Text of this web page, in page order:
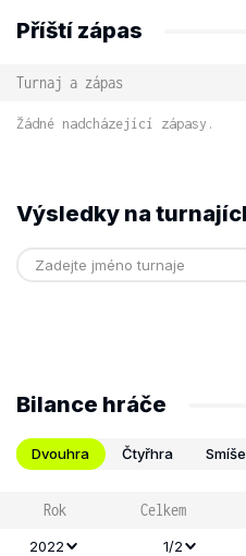
Příští zápas
Turnaj a zápas
Žádné nadcházející zápasy.
Výsledky na
Bilance hráče
Dvouhra Čtyřhra
Rok Celkem
2022 1/2